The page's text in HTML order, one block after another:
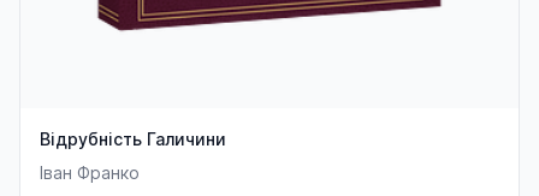
Відрубність Галичини
Іван Франко